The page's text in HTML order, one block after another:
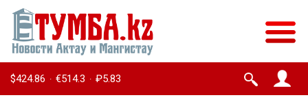
$424.86 · €514.3 · ₽5.83